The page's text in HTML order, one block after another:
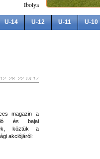
Ibolya
U-14 U-12 U-11 U-10
28. 22:13:17
magazin a
és bajai
köztük a
akciójáról: